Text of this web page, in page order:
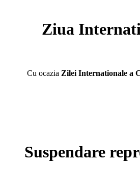
Ziua
Cu ocazia Zilei Internationale a
Suspendare